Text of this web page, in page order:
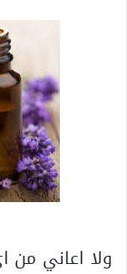
ولا اعاني من